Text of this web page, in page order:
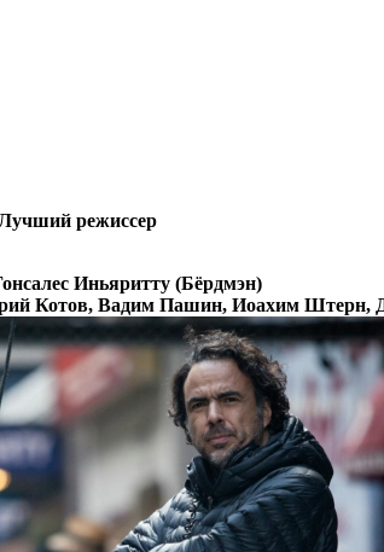
режиссер
Иньяритту (Бёрдмэн)
Котов, Вадим Пашин, Иоахим Штерн,